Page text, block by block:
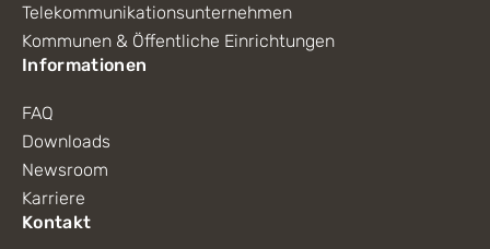
Telekommunikationsunternehmen
Kommunen & Öffentliche Einrichtungen
Informationen
FAQ
Downloads
Newsroom
Karriere
Kontakt